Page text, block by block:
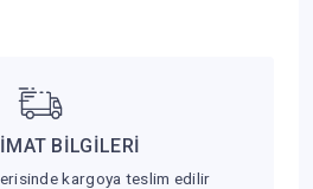
BİLGİLERİ
kargoya teslim edilir